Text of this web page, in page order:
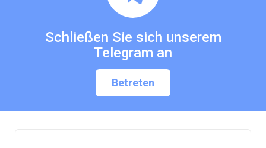
Schließen Sie sich unserem
Telegram an
Betreten